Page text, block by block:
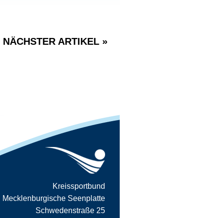
NÄCHSTER ARTIKEL »
Kreissportbund
Mecklenburgische Seenplatte
Schwedenstraße 25